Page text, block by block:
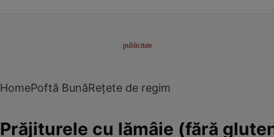
HomePoftă BunăRețete de regim
Prăjiturele cu lămâie (fără